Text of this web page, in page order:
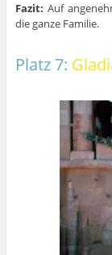
Fazit: Auf
die ganze Familie.
Platz 7: